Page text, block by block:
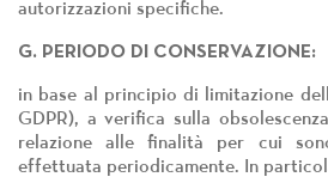
autorizzazioni specifiche.
G. PERIODO DI CONSERVAZIONE:
in base al principio di limitazione
GDPR), a verifica sulla
relazione alle finalità per cui
effettuata periodicamente. In